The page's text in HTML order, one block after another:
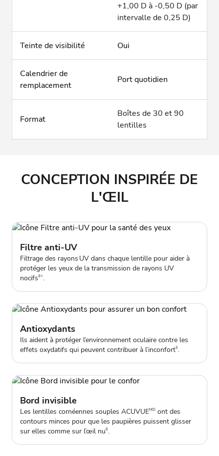
+1,00 D à -0,50 D (par
intervalle de 0,25 D)
Teinte de visibilité Oui
Calendrier de
remplacement
Port quotidien
Format
Boîtes de 30 et 90
lentilles
CONCEPTION INSPIRÉE DE
L'ŒIL
Filtre anti-UV
Filtrage des rayons UV dans chaque lentille pour aider à
protéger les yeux de la transmission de rayons UV
nocifs#^.
Antioxydants
Ils aident à protéger l’environnement oculaire contre les
effets oxydatifs qui peuvent contribuer à l’inconfort5.
Bord invisible
Les lentilles cornéennes souples ACUVUEMD ont des
contours minces pour que les paupières puissent glisser
sur elles comme sur l’œil nu6.